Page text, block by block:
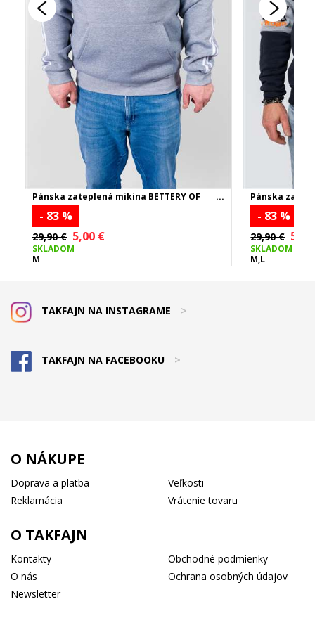
Pánska zateplená mikina BETTERY OF
PARIS - sivá
- 83 %
29,90 € 5,00 €
SKLADOM
M
Pánska
tmavomodrá
- 83 %
29,90 €
SKLADOM
M,L
TAKFAJN NA INSTAGRAME >
TAKFAJN NA FACEBOOKU >
O NÁKUPE
Doprava a platba
Veľkosti
Reklamácia
Vrátenie tovaru
O TAKFAJN
Kontakty
Obchodné podmienky
O nás
Ochrana osobných údajov
Newsletter